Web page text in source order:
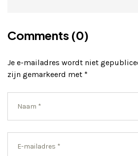
Comments (0)
Je e-mailadres wordt niet
zijn gemarkeerd met *